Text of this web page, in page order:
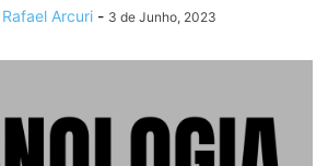
Rafael Arcuri - 3 de Junho, 2023